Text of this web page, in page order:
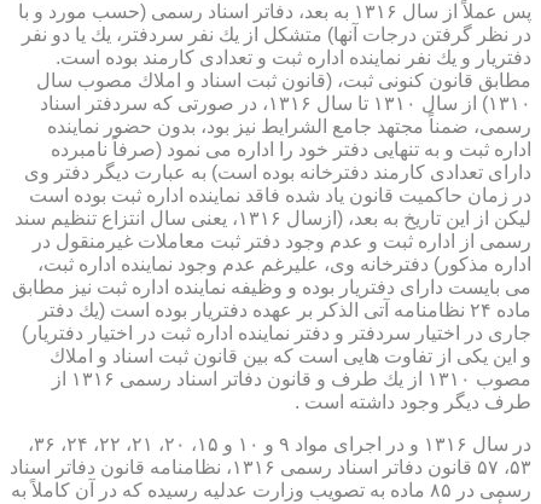
پس عملاً از سال ۱۳۱۶ به بعد، دفاتر اسناد رسمی (حسب مورد و با
در نظر گرفتن درجات آنها) متشكل از یك نفر سردفتر، یك یا دو نفر
دفتریار و یك نفر نماینده اداره ثبت و تعدادی كارمند بوده است.
مطابق قانون كنونی ثبت، (قانون ثبت اسناد و املاك مصوب سال
۱۳۱۰) از سال ۱۳۱۰ تا سال ۱۳۱۶، در صورتی كه سردفتر اسناد
رسمی، ضمناً مجتهد جامع الشرایط نیز بود، بدون حضور نماینده
اداره ثبت و به تنهایی دفتر خود را اداره می نمود (صرفاً نامبرده
دارای تعدادی كارمند دفترخانه بوده است) به عبارت دیگر دفتر وی
در زمان حاكمیت قانون یاد شده فاقد نماینده اداره ثبت بوده است
لیكن از این تاریخ به بعد، (ازسال ۱۳۱۶، یعنی سال انتزاع تنظیم سند
رسمی از اداره ثبت و عدم وجود دفتر ثبت معاملات غیرمنقول در
اداره مذكور) دفترخانه وی، علیرغم عدم وجود نماینده اداره ثبت،
می بایست دارای دفتریار بوده و وظیفه نماینده اداره ثبت نیز مطابق
ماده ۲۴ نظامنامه آتی الذكر بر عهده دفتریار بوده است (یك دفتر
جاری در اختیار سردفتر و دفتر نماینده اداره ثبت در اختیار دفتریار)
و این یكی از تفاوت هایی است كه بین قانون ثبت اسناد و املاك
مصوب ۱۳۱۰ از یك طرف و قانون دفاتر اسناد رسمی ۱۳۱۶ از
طرف دیگر وجود داشته است .
در سال ۱۳۱۶ و در اجرای مواد ۹ و ۱۰ و ۱۵، ۲۰، ۲۱، ۲۲، ۲۴، ۳۶،
۵۳، ۵۷ قانون دفاتر اسناد رسمی ۱۳۱۶، نظامنامه قانون دفاتر اسناد
رسمی در ۸۵ ماده به تصویب وزارت عدلیه رسیده كه در آن كاملاً به